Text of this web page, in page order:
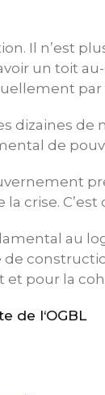
Il n’est
un toit
dizaines de
de
crise.
au
et pour la
de l‘OGBL